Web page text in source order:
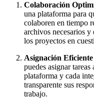
Colaboración
una plataforma para
colaboren en tiempo
archivos necesarios y
los proyectos en
Asignación
puedes asignar
plataforma y cada
transparente sus
trabajo.